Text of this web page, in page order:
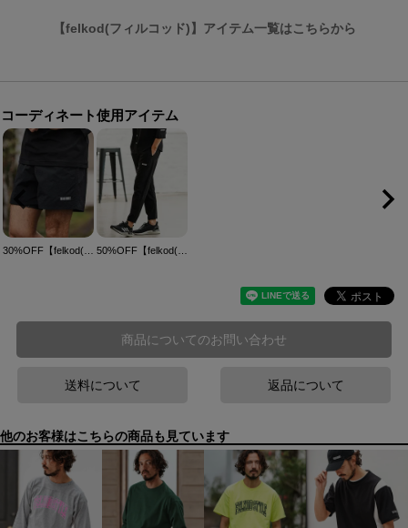
【felkod(フィルコッド)】アイテム一覧はこちらから
コーディネート使用アイテム
商品についてのお問い合わせ
送料について 返品について
他のお客様はこちらの商品も見ています